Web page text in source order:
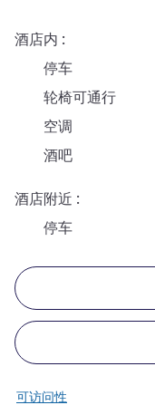
酒店内
停车
轮椅可通行
空调
酒吧
酒店附近
停车
可访问性